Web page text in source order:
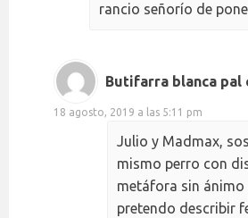
rancio señorío de
Butifarra blanca pal
18 agosto, 2019 a las 5:11 pm
Julio y Madmax,
mismo perro con
metáfora sin ánimo
pretendo describir